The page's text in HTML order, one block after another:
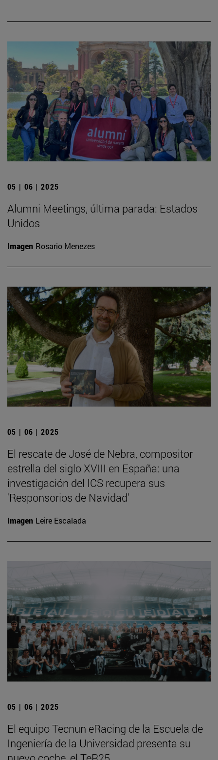
05 | 06 | 2025
Alumni Meetings, última parada: Estados
Unidos
Imagen Rosario Menezes
05 | 06 | 2025
El rescate de José de Nebra, compositor
estrella del siglo XVIII en España: una
investigación del ICS recupera sus
'Responsorios de Navidad'
Imagen Leire Escalada
05 | 06 | 2025
El equipo Tecnun eRacing de la Escuela de
Ingeniería de la Universidad presenta su